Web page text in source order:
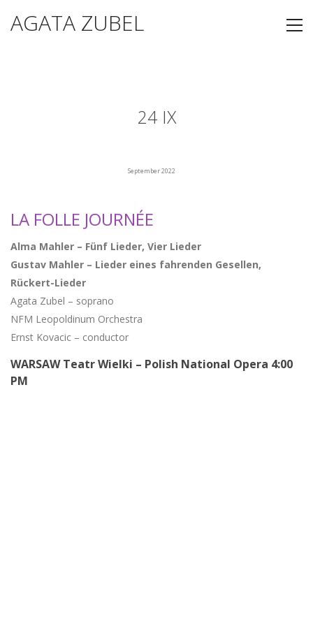
AGATA ZUBEL
24 IX
September 2022
LA FOLLE JOURNÉE
Alma Mahler – Fünf Lieder, Vier Lieder
Gustav Mahler – Lieder eines fahrenden Gesellen,
Rückert-Lieder
Agata Zubel – soprano
NFM Leopoldinum Orchestra
Ernst Kovacic – conductor
WARSAW Teatr Wielki – Polish National Opera 4:00
PM